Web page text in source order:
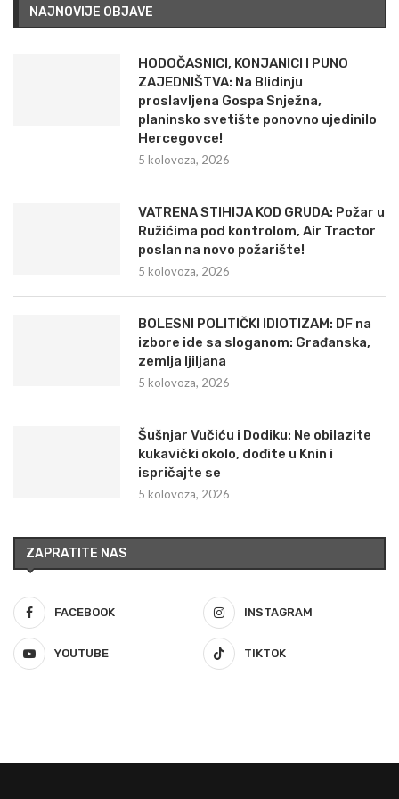
NAJNOVIJE OBJAVE
HODOČASNICI, KONJANICI I PUNO
ZAJEDNIŠTVA: Na Blidinju
proslavljena Gospa Snježna,
planinsko svetište ponovno ujedinilo
Hercegovce!
5 kolovoza, 2026
VATRENA STIHIJA KOD GRUDA: Požar u
Ružićima pod kontrolom, Air Tractor
poslan na novo požarište!
5 kolovoza, 2026
BOLESNI POLITIČKI IDIOTIZAM: DF na
izbore ide sa sloganom: Građanska,
zemlja ljiljana
5 kolovoza, 2026
Šušnjar Vučiću i Dodiku: Ne obilazite
kukavički okolo, dođite u Knin i
ispričajte se
5 kolovoza, 2026
ZAPRATITE NAS
FACEBOOK INSTAGRAM
YOUTUBE TIKTOK